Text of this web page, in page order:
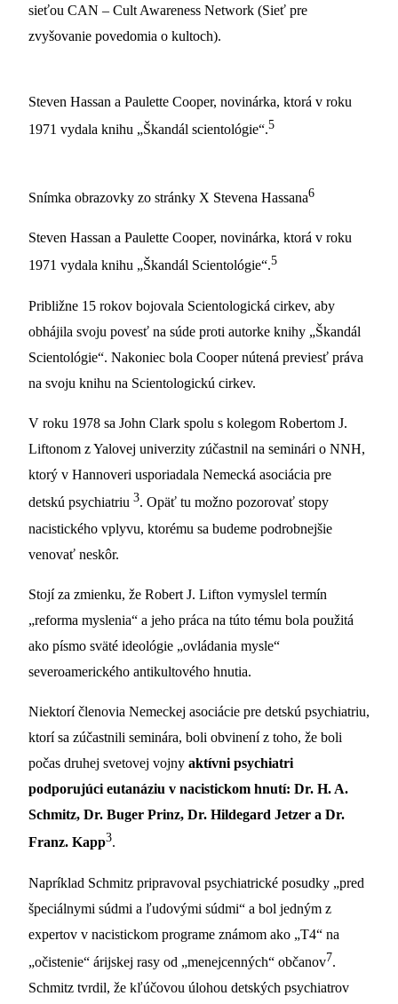
sieťou CAN – Cult Awareness Network (Sieť pre
zvyšovanie povedomia o kultoch).
Steven Hassan a Paulette Cooper, novinárka, ktorá v roku
1971 vydala knihu „Škandál scientológie“.5
Snímka obrazovky zo stránky X Stevena Hassana6
Steven Hassan a Paulette Cooper, novinárka, ktorá v roku
1971 vydala knihu „Škandál Scientológie“.5
Približne 15 rokov bojovala Scientologická cirkev, aby
obhájila svoju povesť na súde proti autorke knihy „Škandál
Scientológie“. Nakoniec bola Cooper nútená previesť práva
na svoju knihu na Scientologickú cirkev.
V roku 1978 sa John Clark spolu s kolegom Robertom J.
Liftonom z Yalovej univerzity zúčastnil na seminári o NNH,
ktorý v Hannoveri usporiadala Nemecká asociácia pre
detskú psychiatriu 3. Opäť tu možno pozorovať stopy
nacistického vplyvu, ktorému sa budeme podrobnejšie
venovať neskôr.
Stojí za zmienku, že Robert J. Lifton vymyslel termín
„reforma myslenia“ a jeho práca na túto tému bola použitá
ako písmo sväté ideológie „ovládania mysle“
severoamerického antikultového hnutia.
Niektorí členovia Nemeckej asociácie pre detskú psychiatriu,
ktorí sa zúčastnili seminára, boli obvinení z toho, že boli
počas druhej svetovej vojny aktívni psychiatri
podporujúci eutanáziu v nacistickom hnutí: Dr. H. A.
Schmitz, Dr. Buger Prinz, Dr. Hildegard Jetzer a Dr.
Franz. Kapp3.
Napríklad Schmitz pripravoval psychiatrické posudky „pred
špeciálnymi súdmi a ľudovými súdmi“ a bol jedným z
expertov v nacistickom programe známom ako „T4“ na
„očistenie“ árijskej rasy od „menejcenných“ občanov7.
Schmitz tvrdil, že kľúčovou úlohou detských psychiatrov